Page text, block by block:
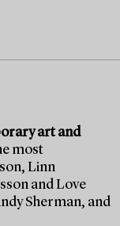
art and
most
Linn
and Love
Sherman, and